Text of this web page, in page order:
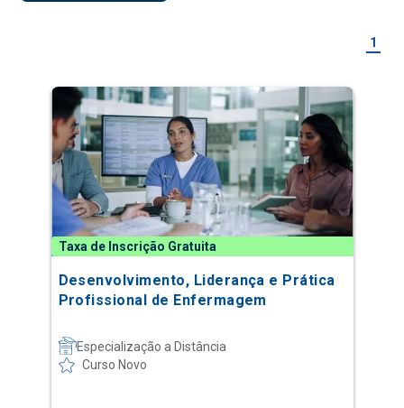
1
Taxa de Inscrição Gratuita
Desenvolvimento, Liderança e Prática
Profissional de Enfermagem
Especialização a Distância
Curso Novo